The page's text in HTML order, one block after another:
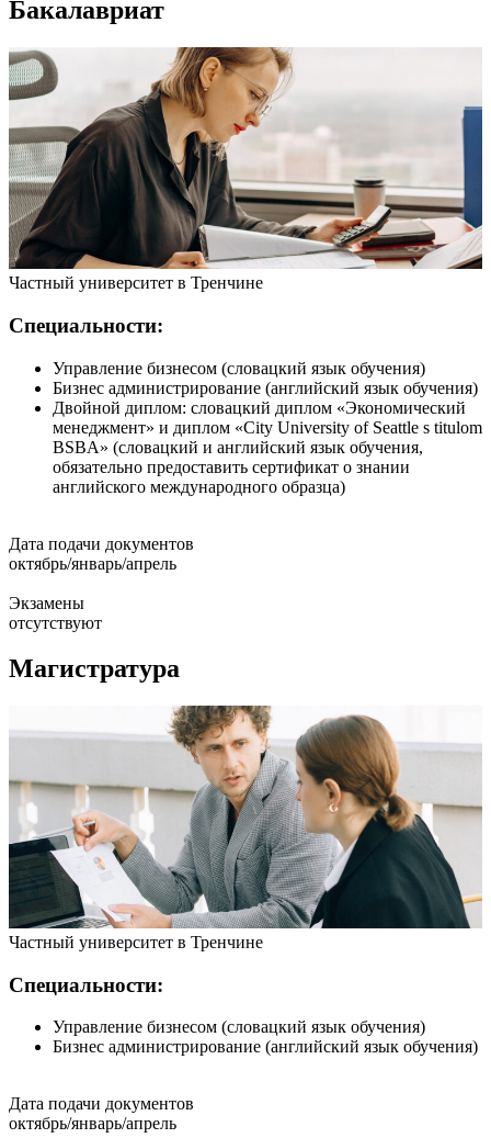
Бакалавриат
Частный университет в Тренчине
Специальности:
Управление бизнесом (словацкий язык обучения)
Бизнес администрирование (английский язык обучения)
Двойной диплом: словацкий диплом «Экономический
менеджмент» и диплом «City University of Seattle s titulom
BSBA» (словацкий и английский язык обучения,
обязательно предоставить сертификат о знании
английского международного образца)
Дата подачи документов
октябрь/январь/апрель
Экзамены
отсутствуют
Магистратура
Частный университет в Тренчине
Специальности:
Управление бизнесом (словацкий язык обучения)
Бизнес администрирование (английский язык обучения)
Дата подачи документов
октябрь/январь/апрель